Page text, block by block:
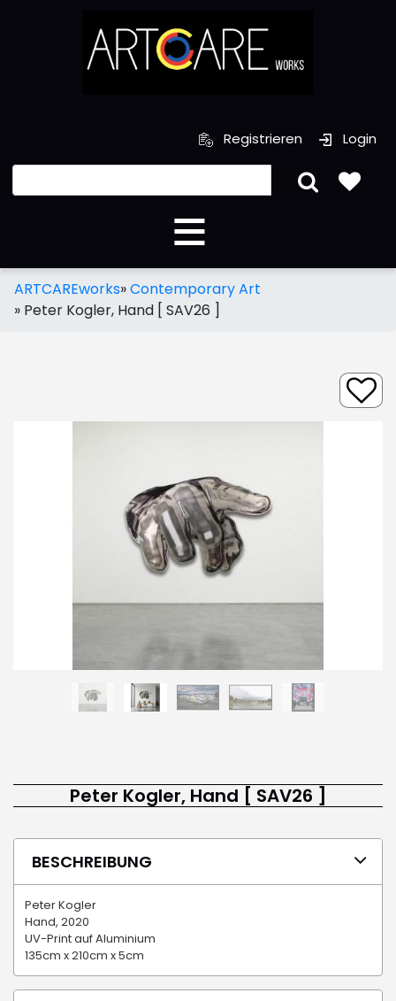
Registrieren Login
ARTCAREworks»Contemporary Art
» Peter Kogler, Hand [ SAV26 ]
Peter Kogler, Hand [ SAV26 ]
BESCHREIBUNG
Peter Kogler
Hand, 2020
UV-Print auf Aluminium
135cm x 210cm x 5cm